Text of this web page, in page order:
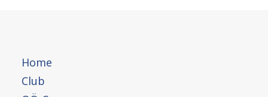
Home
Club